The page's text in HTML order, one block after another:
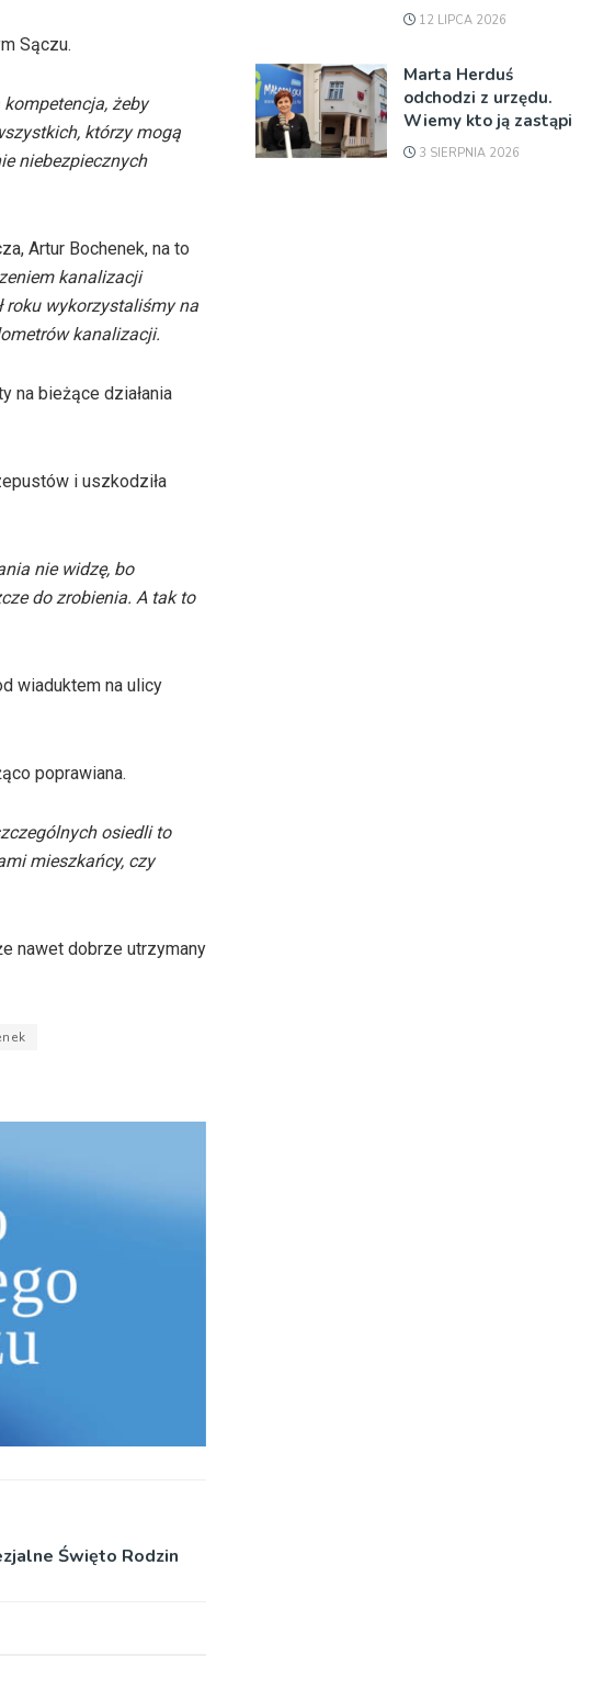
Sączu.
żeby
którzy mogą
niebezpiecznych
Artur Bochenek, na to
kanalizacji
roku wykorzystaliśmy na
kanalizacji.
na bieżące działania
i uszkodziła
nie widzę, bo
do zrobienia. A tak to
wiaduktem na ulicy
poprawiana.
osiedli to
mieszkańcy, czy
nawet dobrze utrzymany
Święto Rodzin
12 LIPCA 2026
Marta Herduś
odchodzi z urzędu.
Wiemy kto ją zastąpi
3 SIERPNIA 2026